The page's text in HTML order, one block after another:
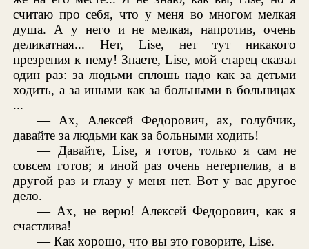
считаю про себя, что у меня во многом мелкая
душа. А у него и не мелкая, напротив, очень
деликатная... Нет, Lise, нет тут никакого
презрения к нему! Знаете, Lise, мой старец сказал
один раз: за людьми сплошь надо как за детьми
ходить, а за иными как за больными в больницах
...
— Ах, Алексей Федорович, ах, голубчик,
давайте за людьми как за больными ходить!
— Давайте, Lise, я готов, только я сам не
совсем готов; я иной раз очень нетерпелив, а в
другой раз и глазу у меня нет. Вот у вас другое
дело.
— Ах, не верю! Алексей Федорович, как я
счастлива!
— Как хорошо, что вы это говорите, Lise.